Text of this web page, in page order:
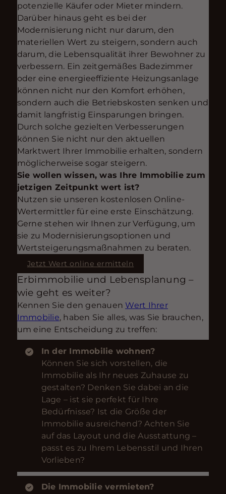
potenzielle Käufer oder Mieter mindern.
Darüber hinaus geht es bei der
Modernisierung nicht nur darum, den
materiellen Wert zu steigern, sondern auch
darum, die Lebensqualität ihrer Bewohner zu
verbessern. Ein zeitgemäßes Badezimmer
oder eine energieeffiziente Heizungsanlage
können nicht nur den Komfort erhöhen,
sondern auch die Betriebskosten senken und
damit langfristig Einsparungen bringen.
Durch solche gezielten Verbesserungen
können Sie nicht nur den aktuellen
Marktwert Ihrer Immobilie erhalten, sondern
möglicherweise sogar steigern.
Sie wollen wissen, was Ihre Immobilie zum
jetzigen Zeitpunkt wert ist?
Nutzen sie unseren kostenlosen Online-
Wertermittler für eine erste Einschätzung.
Gerne stehen wir Ihnen zur Verfügung, um
sie zu Modernisierungsoptionen und
Wertsteigerungsmaßnahmen zu beraten.
Jetzt Wert online ermitteln
Erbimmobilie und Lebensplanung –
wie geht es weiter?
Kennen Sie den genauen Wert Ihrer
Immobilie, haben Sie alles, was Sie brauchen,
um eine Entscheidung zu treffen:
In der Immobilie wohnen?
Können Sie sich vorstellen, die
Immobilie als Ihr neues Zuhause zu
gestalten? Denken Sie dabei an die
Lage – ist sie perfekt für Ihre
Bedürfnisse? Ist die Größe der
Immobilie ausreichend? Achten Sie
auf das Layout und die Ausstattung –
passt es zu Ihrem Lebensstil und Ihren
Vorlieben?
Die Immobilie vermieten?